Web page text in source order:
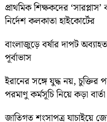
প্রাথমিক শিক্ষকদের
নির্দেশ কলকাতা হাইকোর্টের
বাংলাজুড়ে বর্ষার দাপট
পূর্বাভাস
ইরানের সঙ্গে যুদ্ধ নয়, চুক্তির
পরমাণু কর্মসূচি নিয়ে কড়া বার্তা
জাতিগত শংসাপত্র যাচাইয়ে